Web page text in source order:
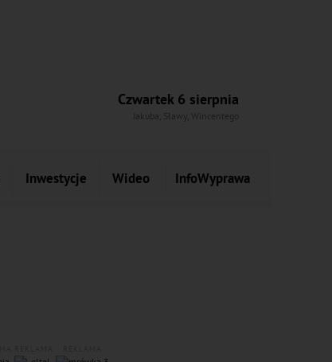
Czwartek 6 sierpnia
Jakuba, Sławy, Wincentego
Inwestycje Wideo InfoWyprawa